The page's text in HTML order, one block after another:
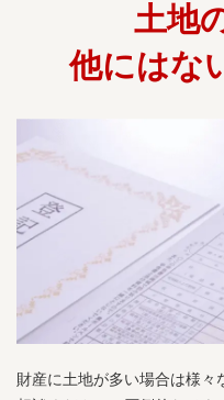
土地
他にはな
財産に土地が多い場合は様